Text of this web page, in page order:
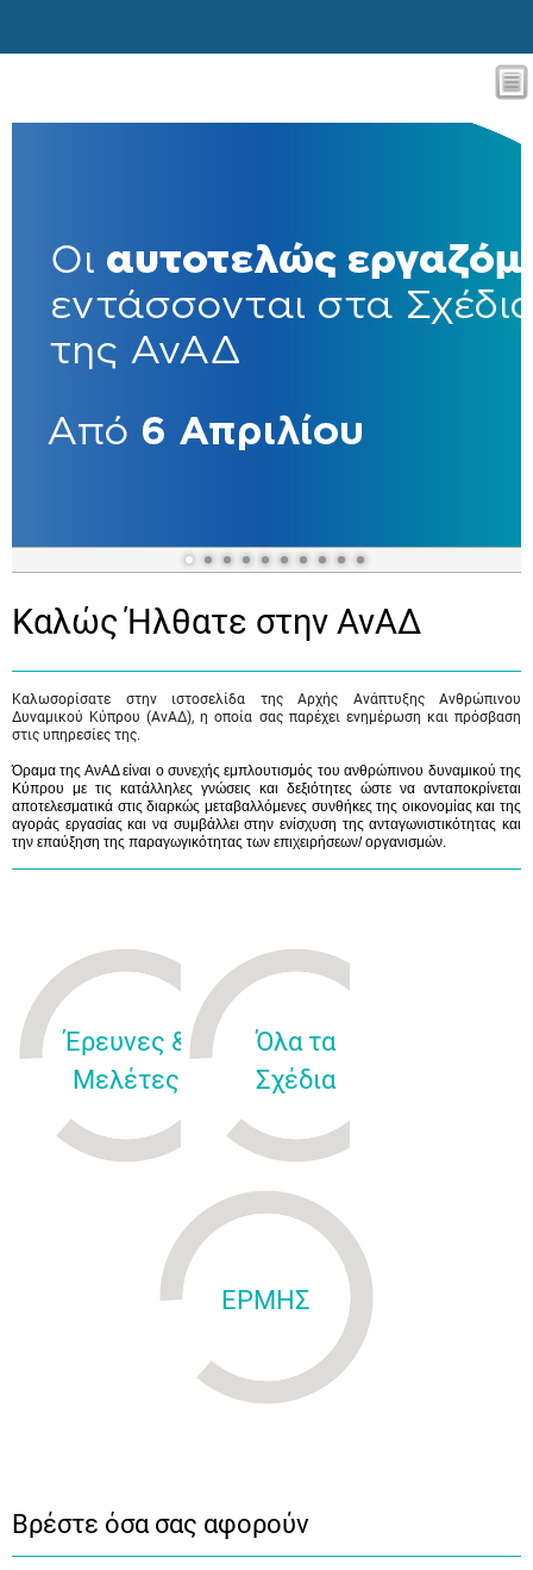
Καλώς Ήλθατε στην ΑνΑΔ
Καλωσορίσατε στην ιστοσελίδα της Αρχής Ανάπτυξης Ανθρώπινου
Δυναμικού Κύπρου (ΑνΑΔ), η οποία σας παρέχει ενημέρωση και πρόσβαση
στις υπηρεσίες της.
Όραμα της ΑνΑΔ είναι ο συνεχής εμπλουτισμός του ανθρώπινου δυναμικού της
Κύπρου με τις κατάλληλες γνώσεις και δεξιότητες ώστε να ανταποκρίνεται
αποτελεσματικά στις διαρκώς μεταβαλλόμενες συνθήκες της οικονομίας και της
αγοράς εργασίας και να συμβάλλει στην ενίσχυση της ανταγωνιστικότητας και
την επαύξηση της παραγωγικότητας των επιχειρήσεων/ οργανισμών.
Έρευνες &
Μελέτες
Όλα τα
Σχέδια
ΕΡΜΗΣ
Βρέστε όσα σας αφορούν